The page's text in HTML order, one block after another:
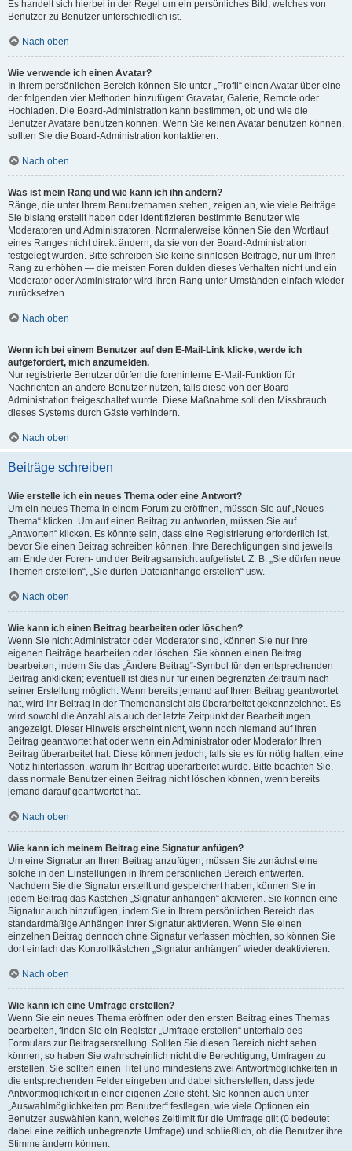
Es handelt sich hierbei in der Regel um ein persönliches Bild, welches von
Benutzer zu Benutzer unterschiedlich ist.
Nach oben
Wie verwende ich einen Avatar?
In Ihrem persönlichen Bereich können Sie unter „Profil“ einen Avatar über eine
der folgenden vier Methoden hinzufügen: Gravatar, Galerie, Remote oder
Hochladen. Die Board-Administration kann bestimmen, ob und wie die
Benutzer Avatare benutzen können. Wenn Sie keinen Avatar benutzen können,
sollten Sie die Board-Administration kontaktieren.
Nach oben
Was ist mein Rang und wie kann ich ihn ändern?
Ränge, die unter Ihrem Benutzernamen stehen, zeigen an, wie viele Beiträge
Sie bislang erstellt haben oder identifizieren bestimmte Benutzer wie
Moderatoren und Administratoren. Normalerweise können Sie den Wortlaut
eines Ranges nicht direkt ändern, da sie von der Board-Administration
festgelegt wurden. Bitte schreiben Sie keine sinnlosen Beiträge, nur um Ihren
Rang zu erhöhen — die meisten Foren dulden dieses Verhalten nicht und ein
Moderator oder Administrator wird Ihren Rang unter Umständen einfach wieder
zurücksetzen.
Nach oben
Wenn ich bei einem Benutzer auf den E-Mail-Link klicke, werde ich
aufgefordert, mich anzumelden.
Nur registrierte Benutzer dürfen die foreninterne E-Mail-Funktion für
Nachrichten an andere Benutzer nutzen, falls diese von der Board-
Administration freigeschaltet wurde. Diese Maßnahme soll den Missbrauch
dieses Systems durch Gäste verhindern.
Nach oben
Beiträge schreiben
Wie erstelle ich ein neues Thema oder eine Antwort?
Um ein neues Thema in einem Forum zu eröffnen, müssen Sie auf „Neues
Thema“ klicken. Um auf einen Beitrag zu antworten, müssen Sie auf
„Antworten“ klicken. Es könnte sein, dass eine Registrierung erforderlich ist,
bevor Sie einen Beitrag schreiben können. Ihre Berechtigungen sind jeweils
am Ende der Foren- und der Beitragsansicht aufgelistet. Z. B. „Sie dürfen neue
Themen erstellen“, „Sie dürfen Dateianhänge erstellen“ usw.
Nach oben
Wie kann ich einen Beitrag bearbeiten oder löschen?
Wenn Sie nicht Administrator oder Moderator sind, können Sie nur Ihre
eigenen Beiträge bearbeiten oder löschen. Sie können einen Beitrag
bearbeiten, indem Sie das „Ändere Beitrag“-Symbol für den entsprechenden
Beitrag anklicken; eventuell ist dies nur für einen begrenzten Zeitraum nach
seiner Erstellung möglich. Wenn bereits jemand auf Ihren Beitrag geantwortet
hat, wird Ihr Beitrag in der Themenansicht als überarbeitet gekennzeichnet. Es
wird sowohl die Anzahl als auch der letzte Zeitpunkt der Bearbeitungen
angezeigt. Dieser Hinweis erscheint nicht, wenn noch niemand auf Ihren
Beitrag geantwortet hat oder wenn ein Administrator oder Moderator Ihren
Beitrag überarbeitet hat. Diese können jedoch, falls sie es für nötig halten, eine
Notiz hinterlassen, warum Ihr Beitrag überarbeitet wurde. Bitte beachten Sie,
dass normale Benutzer einen Beitrag nicht löschen können, wenn bereits
jemand darauf geantwortet hat.
Nach oben
Wie kann ich meinem Beitrag eine Signatur anfügen?
Um eine Signatur an Ihren Beitrag anzufügen, müssen Sie zunächst eine
solche in den Einstellungen in Ihrem persönlichen Bereich entwerfen.
Nachdem Sie die Signatur erstellt und gespeichert haben, können Sie in
jedem Beitrag das Kästchen „Signatur anhängen“ aktivieren. Sie können eine
Signatur auch hinzufügen, indem Sie in Ihrem persönlichen Bereich das
standardmäßige Anhängen Ihrer Signatur aktivieren. Wenn Sie einen
einzelnen Beitrag dennoch ohne Signatur verfassen möchten, so können Sie
dort einfach das Kontrollkästchen „Signatur anhängen“ wieder deaktivieren.
Nach oben
Wie kann ich eine Umfrage erstellen?
Wenn Sie ein neues Thema eröffnen oder den ersten Beitrag eines Themas
bearbeiten, finden Sie ein Register „Umfrage erstellen“ unterhalb des
Formulars zur Beitragserstellung. Sollten Sie diesen Bereich nicht sehen
können, so haben Sie wahrscheinlich nicht die Berechtigung, Umfragen zu
erstellen. Sie sollten einen Titel und mindestens zwei Antwortmöglichkeiten in
die entsprechenden Felder eingeben und dabei sicherstellen, dass jede
Antwortmöglichkeit in einer eigenen Zeile steht. Sie können auch unter
„Auswahlmöglichkeiten pro Benutzer“ festlegen, wie viele Optionen ein
Benutzer auswählen kann, welches Zeitlimit für die Umfrage gilt (0 bedeutet
dabei eine zeitlich unbegrenzte Umfrage) und schließlich, ob die Benutzer ihre
Stimme ändern können.